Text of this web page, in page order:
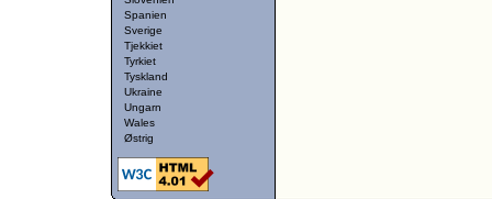
Spanien
Sverige
Tjekkiet
Tyrkiet
Tyskland
Ukraine
Ungarn
Wales
Østrig